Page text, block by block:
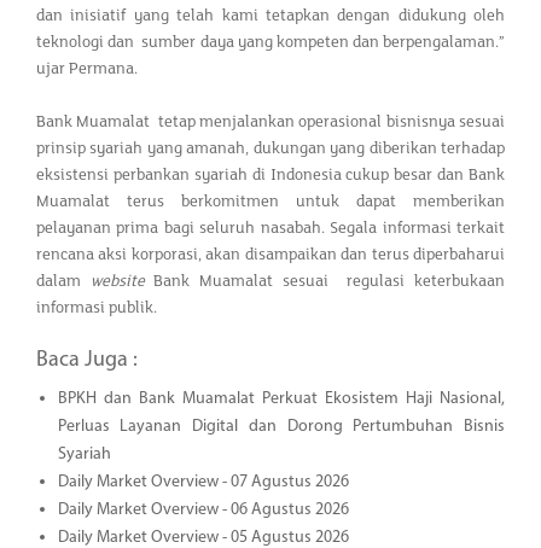
dan inisiatif yang telah kami tetapkan dengan didukung oleh
teknologi dan sumber daya yang kompeten dan berpengalaman.”
ujar Permana.
Bank Muamalat tetap menjalankan operasional bisnisnya sesuai
prinsip syariah yang amanah, dukungan yang diberikan terhadap
eksistensi perbankan syariah di Indonesia cukup besar dan Bank
Muamalat terus berkomitmen untuk dapat memberikan
pelayanan prima bagi seluruh nasabah. Segala informasi terkait
rencana aksi korporasi, akan disampaikan dan terus diperbaharui
dalam
websiteBank Muamalat sesuai regulasi keterbukaan
informasi publik.
Baca Juga :
BPKH dan Bank Muamalat Perkuat Ekosistem Haji Nasional,
Perluas Layanan Digital dan Dorong Pertumbuhan Bisnis
Syariah
Daily Market Overview - 07 Agustus 2026
Daily Market Overview - 06 Agustus 2026
Daily Market Overview - 05 Agustus 2026